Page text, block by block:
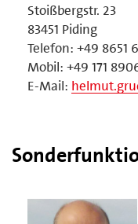
Stoißbergstr. 23
83451 Piding
Telefon: +49 8651
Mobil: +49 171
E-Mail: